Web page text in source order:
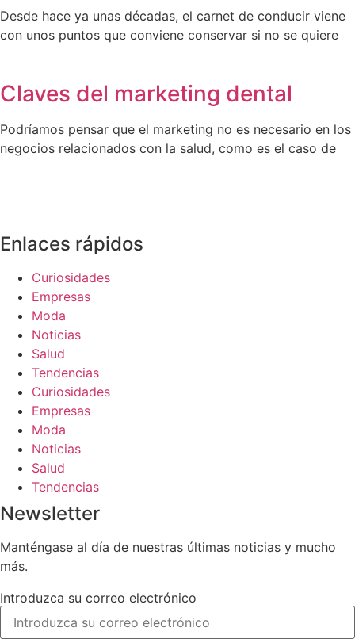
Desde hace ya unas décadas, el carnet de conducir viene
con unos puntos que conviene conservar si no se quiere
Claves del marketing dental
Podríamos pensar que el marketing no es necesario en los
negocios relacionados con la salud, como es el caso de
Enlaces rápidos
Curiosidades
Empresas
Moda
Noticias
Salud
Tendencias
Curiosidades
Empresas
Moda
Noticias
Salud
Tendencias
Newsletter
Manténgase al día de nuestras últimas noticias y mucho
más.
Introduzca su correo electrónico